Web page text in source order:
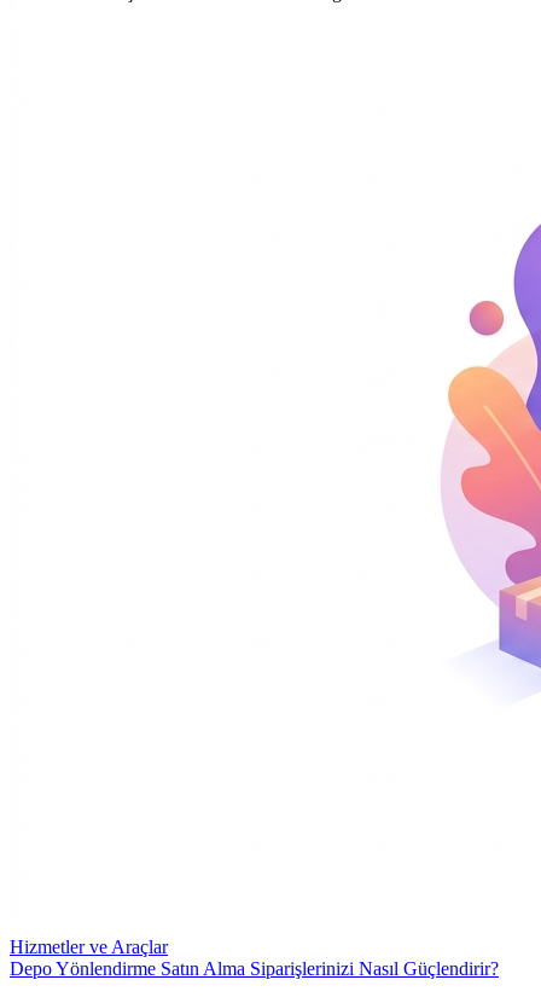
Hizmetler ve Araçlar
Depo Yönlendirme Satın Alma Siparişlerinizi Nasıl Güçlendirir?